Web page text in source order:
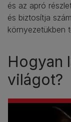
és az apró
és biztosítja
környezetükben
Hogyan
világot?